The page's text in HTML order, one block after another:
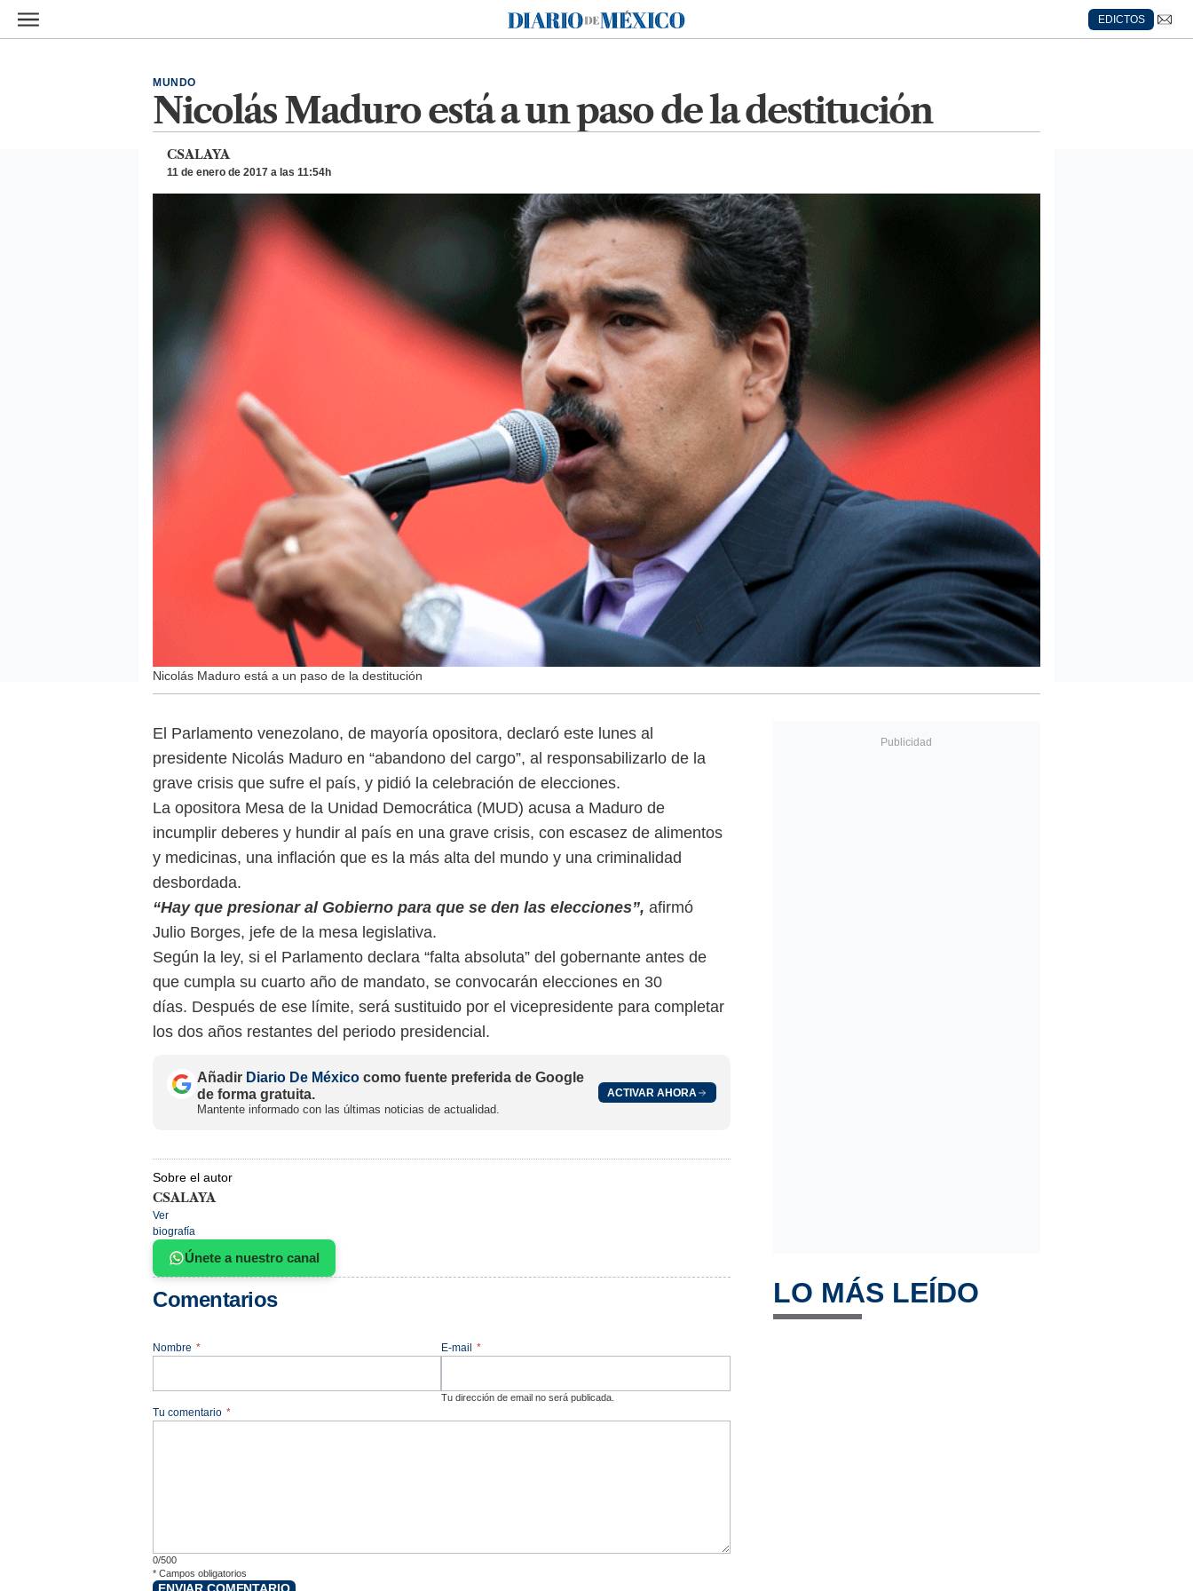
Ir al contenido principal
Diario de México
EDICTOS
Nicolás Maduro está a un paso de la destitución
MUNDO
CSALAYA
11 de enero de 2017 a las 11:54h
Nicolás Maduro está a un paso de la destitución
El Parlamento venezolano, de mayoría opositora, declaró este lunes al
presidente Nicolás Maduro en “abandono del cargo”, al responsabilizarlo de la
grave crisis que sufre el país, y pidió la celebración de elecciones.
La opositora Mesa de la Unidad Democrática (MUD) acusa a Maduro de
incumplir deberes y hundir al país en una grave crisis, con escasez de alimentos
y medicinas, una inflación que es la más alta del mundo y una criminalidad
desbordada.
“Hay que presionar al Gobierno para que se den las elecciones”, afirmó
Julio Borges, jefe de la mesa legislativa.
Según la ley, si el Parlamento declara “falta absoluta” del gobernante antes de
que cumpla su cuarto año de mandato, se convocarán elecciones en 30
días. Después de ese límite, será sustituido por el vicepresidente para completar
los dos años restantes del periodo presidencial.
Añadir Diario De México como fuente preferida de Google
de forma gratuita.
Mantente informado con las últimas noticias de actualidad.
ACTIVAR AHORA
Sobre el autor
CSALAYA
Ver
biografía
Únete a nuestro canal
Comentarios
Nombre * E-mail *
Tu dirección de email no será publicada.
Tu comentario *
0/500
* Campos obligatorios
LO MÁS LEÍDO